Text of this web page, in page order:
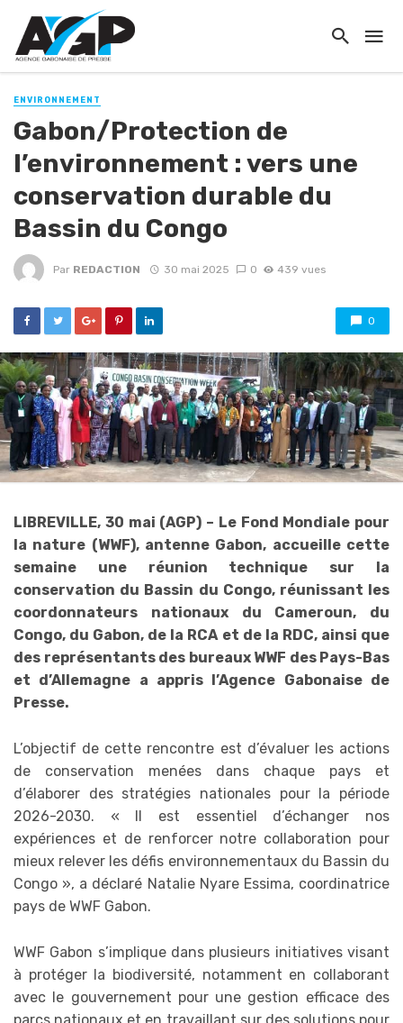
ENVIRONNEMENT
Gabon/Protection de
l’environnement : vers une
conservation durable du
Bassin du Congo
Par REDACTION 30 mai 2025 0 439 vues
0
LIBREVILLE, 30 mai (AGP) – Le Fond Mondiale pour
la nature (WWF), antenne Gabon, accueille cette
semaine une réunion technique sur la
conservation du Bassin du Congo, réunissant les
coordonnateurs nationaux du Cameroun, du
Congo, du Gabon, de la RCA et de la RDC, ainsi que
des représentants des bureaux WWF des Pays-Bas
et d’Allemagne a appris l’Agence Gabonaise de
Presse.
L’objectif de cette rencontre est d’évaluer les actions
de conservation menées dans chaque pays et
d’élaborer des stratégies nationales pour la période
2026-2030. « Il est essentiel d’échanger nos
expériences et de renforcer notre collaboration pour
mieux relever les défis environnementaux du Bassin du
Congo », a déclaré Natalie Nyare Essima, coordinatrice
pays de WWF Gabon.
WWF Gabon s’implique dans plusieurs initiatives visant
à protéger la biodiversité, notamment en collaborant
avec le gouvernement pour une gestion efficace des
parcs nationaux et en travaillant sur des solutions pour